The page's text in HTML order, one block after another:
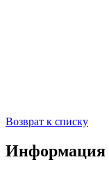
Возврат к списку
Информация